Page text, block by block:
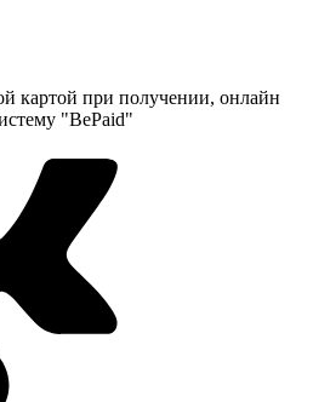
картой при получении, онлайн
"BePaid"